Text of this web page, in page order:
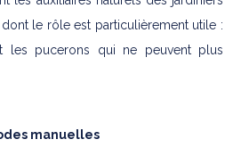
le rôle est particulièrement utile :
les pucerons qui ne peuvent plus
manuelles